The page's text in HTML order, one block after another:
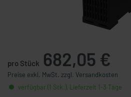
pro Stück 682,05 €
Preise exkl. MwSt. zzgl. Versandkosten
verfügbar (1 Stk.), Lieferzeit 1-3 Tage